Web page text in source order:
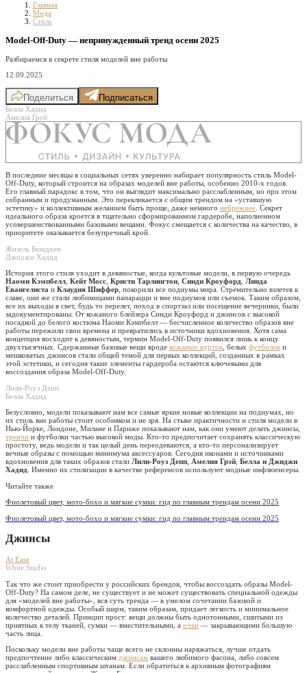
Главная
Мода
Стиль
Model-Off-Duty — непринужденный тренд осени 2025
Разбираемся в секрете стиля моделей вне работы
12.09.2025
Поделиться Подписаться
Белла Хадид
Амелия Грей
В последние месяцы в социальных сетях уверенно набирает популярность стиль Model-
Off-Duty, который строится на образах моделей вне работы, особенно 2010-х годов.
Его главный парадокс в том, что он выглядит максимально расслабленным, но при этом
собранным и продуманным. Это перекликается с общим трендом на «уставшую
эстетику» и коллективным желанием быть проще, даже немного небрежнее . Секрет
идеального образа кроется в тщательно сформированном гардеробе, наполненном
усовершенствованными базовыми вещами. Фокус смещается с количества на качество, в
приоритете оказывается безупречный крой.
Жизель Бюндхен
Джиджи Хадид
История этого стиля уходит в девяностые, когда культовые модели, в первую очередь
Наоми Кэмпбелл Кейт Мосс Кристи Тарлингтон Синди Кроуфорд Линда
Евангелиста и Клаудия Шиффер , покорили все подиумы мира. Стремительно взлетев к
славе, они же стали любимицами папарацци и вне подиумов или съемок. Таким образом,
все их выходы в свет, будь то перелет, поход в спортзал или посещение вечеринки, были
задокументированы. От кожаного блейзера Синди Кроуфорд и джинсов с высокой
посадкой до белого костюма Наоми Кэмпбелл — бесчисленное количество образов вне
работы пережили свои времена и превратились в источники вдохновения. Хотя сама
концепция восходит к девяностым, термин Model-Off-Duty появился лишь к концу
двухтысячных. Сдержанные базовые вещи вроде кожаных курток , белых футболок и
мешковатых джинсов стали общей темой для первых коллекций, созданных в рамках
этой эстетики, и сегодня такие элементы гардероба остаются ключевыми для
воссоздания образа Model-Off-Duty.
Лили-Роуз Депп
Белла Хадид
Безусловно, модели показывают нам все самые яркие новые коллекции на подиумах, но
их стиль вне работы стоит особняком и не зря. На стыке практичности и стиля модели в
Нью-Йорке, Лондоне, Милане и Париже показывают нам, как они умеют делать джинсы,
тренчи и футболки частью высокой моды. Кто-то предпочитает сохранять классическую
простоту, ведь модели и так целый день переодеваются, а кто-то персонализирует
вечные образы с помощью минимума аксессуаров. Сегодня иконами и источниками
вдохновения для таких образов стали Лили-Роуз Депп Амелия Грэй Белла и Джиджи
Хадид . Именно их стилизации в качестве референсов используют модные инфлюенсеры.
Читайте также
Фиолетовый цвет, мото-бохо и мягкие сумки: гид по главным трендам осени 2025
Фиолетовый цвет, мото-бохо и мягкие сумки: гид по главным трендам осени 2025
Джинсы
At Ease
White Studio
Так что же стоит приобрести у российских брендов, чтобы воссоздать образы Model-
Off-Duty? На самом деле, не существует и не может существовать специальной одежды
для «моделей вне работы», вся суть тренда — в умелом сочетании базовой и
комфортной одежды. Особый шарм, таким образам, придает легкость и минимальное
количество деталей. Принцип прост: вещи должны быть однотонными, сшитыми из
приятных к телу тканей, сумки — вместительными, а очки — закрывающими большую
часть лица.
Поскольку модели вне работы чаще всего не склонны наряжаться, лучше отдать
предпочтение либо классическим джинсам вашего любимого фасона, либо совсем
расслабленным спортивным штанам. Если обратиться к архивным фотографиям